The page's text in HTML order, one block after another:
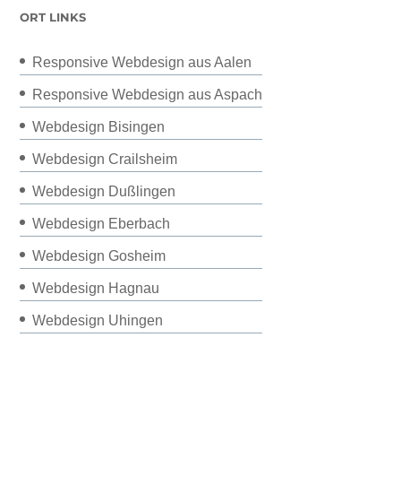
ORT LINKS
Responsive Webdesign aus Aalen
Responsive Webdesign aus Aspach
Webdesign Bisingen
Webdesign Crailsheim
Webdesign Dußlingen
Webdesign Eberbach
Webdesign Gosheim
Webdesign Hagnau
Webdesign Uhingen